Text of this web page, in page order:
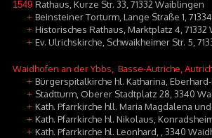
1549 Rathaus, Kurze Str. 33, 71332 Waiblingen
+ Beinsteiner Torturm, Lange Straße 1,
+ Historisches Rathaus, Marktplatz 4, 71332
+ Ev. Ulrichskirche, Schwaikheimer Str. 5,
Waidhofen an der Ybbs , Basse-Autriche,
+ Bürgerspitalkirche hl. Katharina,
+ Stadtturm, Oberer Stadtplatz 28, 3340
+ Kath. Pfarrkirche hll. Maria Magdalena
+ Kath. Pfarrkirche hl. Nikolaus,
+ Kath. Pfarrkirche hl. Leonhard, , 3340